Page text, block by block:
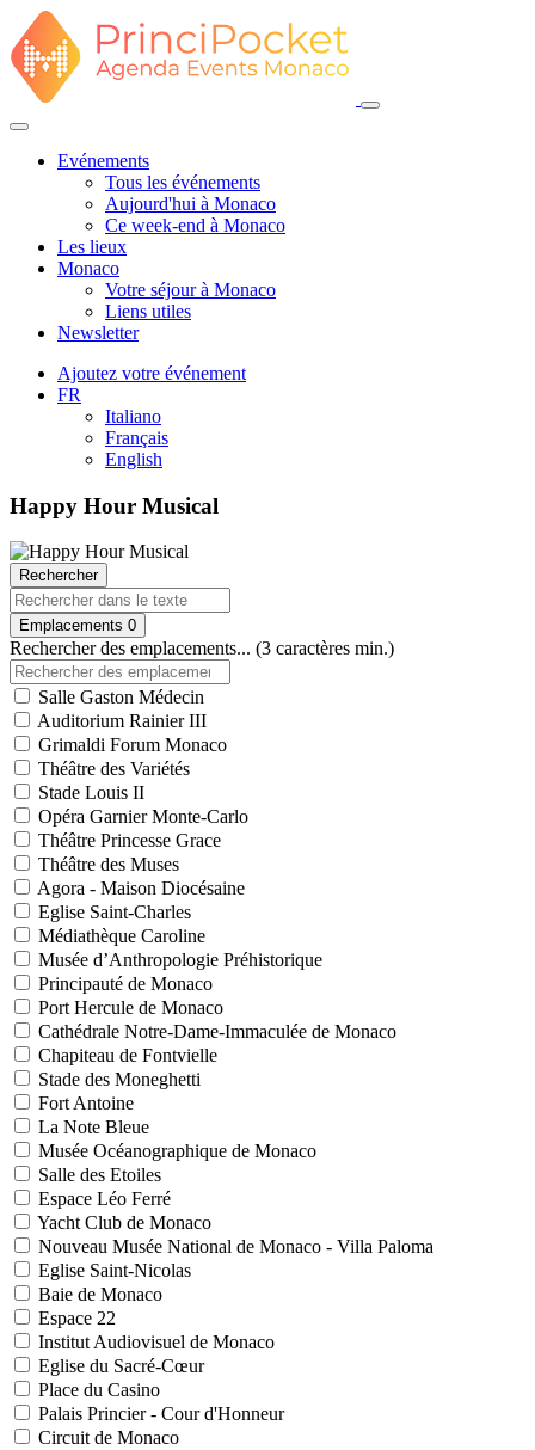
Evénements
Tous les événements
Aujourd'hui à Monaco
Ce week-end à Monaco
Les lieux
Monaco
Votre séjour à Monaco
Liens utiles
Newsletter
Ajoutez votre événement
FR
Italiano
Français
English
Happy Hour Musical
Rechercher
Emplacements 0
Rechercher des emplacements... (3 caractères min.)
Salle Gaston Médecin
Auditorium Rainier III
Grimaldi Forum Monaco
Théâtre des Variétés
Stade Louis II
Opéra Garnier Monte-Carlo
Théâtre Princesse Grace
Théâtre des Muses
Agora - Maison Diocésaine
Eglise Saint-Charles
Médiathèque Caroline
Musée d’Anthropologie Préhistorique
Principauté de Monaco
Port Hercule de Monaco
Cathédrale Notre-Dame-Immaculée de Monaco
Chapiteau de Fontvielle
Stade des Moneghetti
Fort Antoine
La Note Bleue
Musée Océanographique de Monaco
Salle des Etoiles
Espace Léo Ferré
Yacht Club de Monaco
Nouveau Musée National de Monaco - Villa Paloma
Eglise Saint-Nicolas
Baie de Monaco
Espace 22
Institut Audiovisuel de Monaco
Eglise du Sacré-Cœur
Place du Casino
Palais Princier - Cour d'Honneur
Circuit de Monaco